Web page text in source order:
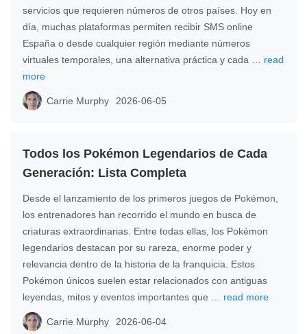
servicios que requieren números de otros países. Hoy en
día, muchas plataformas permiten recibir SMS online
España o desde cualquier región mediante números
virtuales temporales, una alternativa práctica y cada … read
more
Carrie Murphy 2026-06-05
Todos los Pokémon Legendarios de Cada
Generación: Lista Completa
Desde el lanzamiento de los primeros juegos de Pokémon,
los entrenadores han recorrido el mundo en busca de
criaturas extraordinarias. Entre todas ellas, los Pokémon
legendarios destacan por su rareza, enorme poder y
relevancia dentro de la historia de la franquicia. Estos
Pokémon únicos suelen estar relacionados con antiguas
leyendas, mitos y eventos importantes que … read more
Carrie Murphy 2026-06-04